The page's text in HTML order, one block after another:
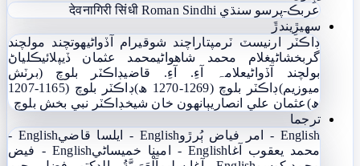
عربڪ-پرسو سنڌي
देवनागिरी सिंधी Roman Sindhi
سھيڙِيندڙَ
ڊاڪٽر ارنيسٽ ٽرمپتاراچند شوقيرام آڏواڻيھوتچند مولچند
گربخشاڻيغلام محمد شاھواڻيمحمد عثمان ڏيپلائيڪلياڻ
بولچند آڏواڻيعلامہ آءِ. آءِ. قاضيڊاڪٽر بلوچ (برٽش
ميوزيم)ڊاڪٽر بلوچ (1269-1270 ھ)
ڊاڪٽر بلوچ (1165-1207
ھ)عثمان علي انصاريٻانهون خان شيخڊاڪٽر نبي بخش بلوچ
ترجما
English - امر فياض ٻُرڙو
English - ايلسا قاضي
English -
محمد يعقوب آغاEnglish - امينا خميساڻي
English - فيض